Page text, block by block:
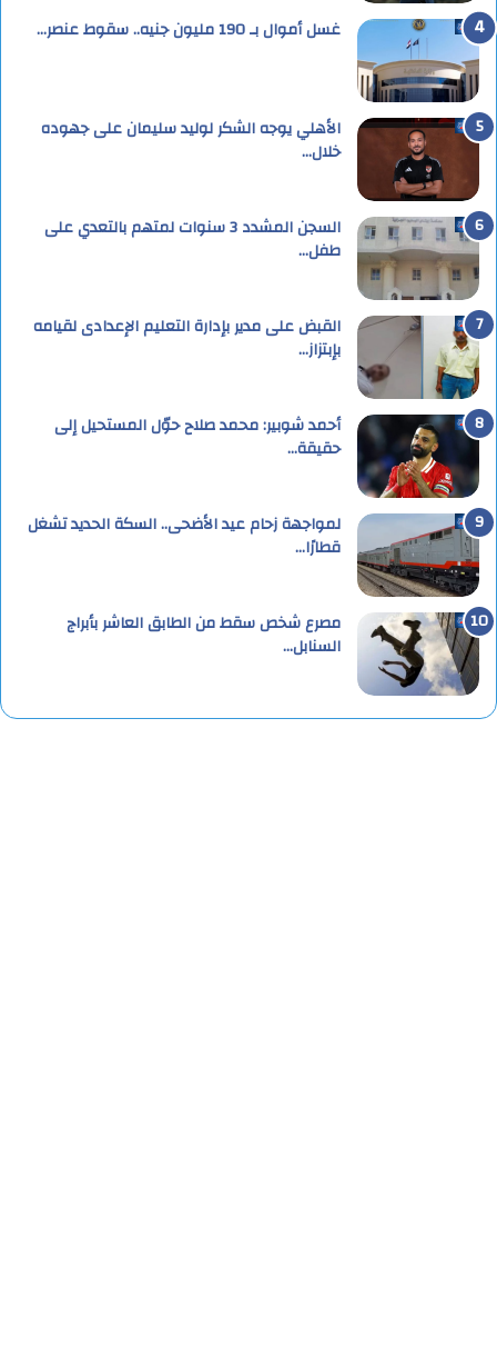
غسل أموال بـ 190 مليون جنيه.. سقوط عنصر…
الأهلي يوجه الشكر لوليد سليمان على جهوده
خلال…
السجن المشدد 3 سنوات لمتهم بالتعدي على
طفل…
القبض على مدير بإدارة التعليم الإعدادى لقيامه
بإبتزاز…
أحمد شوبير: محمد صلاح حوّل المستحيل إلى
حقيقة…
لمواجهة زحام عيد الأضحى.. السكة الحديد تشغل
قطارًا…
مصرع شخص سقط من الطابق العاشر بأبراج
السنابل…